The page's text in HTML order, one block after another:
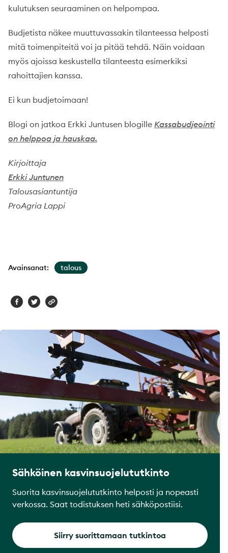
kulutuksen seuraaminen on helpompaa.
Budjetista näkee muuttuvassakin tilanteessa helposti
mitä toimenpiteitä voi ja pitää tehdä. Näin voidaan
myös ajoissa keskustella tilanteesta esimerkiksi
rahoittajien kanssa.
Ei kun budjetoimaan!
Blogi on jatkoa Erkki Juntusen blogille Kassabudjeointi
on helppoa ja hauskaa.
Kirjoittaja
Erkki Juntunen
Talousasiantuntija
ProAgria Lappi
Avainsanat: talous
Sähköinen kasvinsuojelututkinto
Suorita kasvinsuojelututkinto helposti ja nopeasti
verkossa. Saat todistuksen heti sähköpostiisi.
Siirry suorittamaan tutkintoa